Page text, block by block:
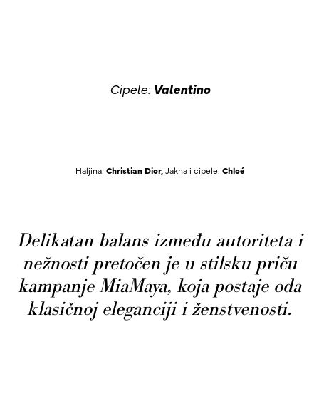
Cipele: Valentino
Haljina: Christian Dior,Jakna i cipele: Chloé
Delikatan balans između autoriteta i
nežnosti pretočen je u stilsku priču
kampanje MiaMaya, koja postaje oda
klasičnoj eleganciji i ženstvenosti.